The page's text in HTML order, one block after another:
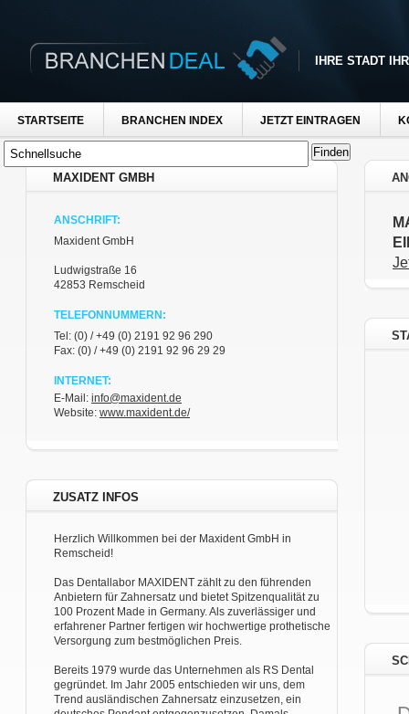
IHRE STADT
STARTSEITE BRANCHEN INDEX JETZT EINTRAGEN
MAXIDENT GMBH
ANSCHRIFT:
Maxident GmbH
Ludwigstraße 16
42853 Remscheid
TELEFONNUMMERN:
Tel: (0) / +49 (0) 2191 92 96 290
Fax: (0) / +49 (0) 2191 92 96 29 29
INTERNET:
E-Mail: info@maxident.de
Website: www.maxident.de/
ZUSATZ INFOS
Herzlich Willkommen bei der Maxident GmbH in
Remscheid!
Das Dentallabor MAXIDENT zählt zu den führenden
Anbietern für Zahnersatz und bietet Spitzenqualität zu
100 Prozent Made in Germany. Als zuverlässiger und
erfahrener Partner fertigen wir hochwertige prothetische
Versorgung zum bestmöglichen Preis.
Bereits 1979 wurde das Unternehmen als RS Dental
gegründet. Im Jahr 2005 entschieden wir uns, dem
Trend ausländischen Zahnersatz einzusetzen, ein